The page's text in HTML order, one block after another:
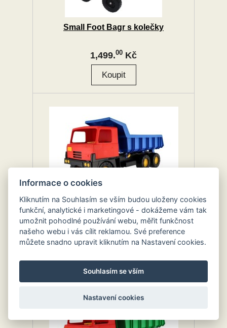
Small Foot Bagr s kolečky
1,499.00 Kč
Tatra 815 kabina červená 75cm
796.00 Kč
Informace o cookies
Kliknutím na Souhlasím se vším budou uloženy cookies
funkční, analytické i marketingové - dokážeme vám tak
umožnit pohodlné používání webu, měřit funkčnost
našeho webu i vás cílit reklamou. Své preference
můžete snadno upravit kliknutím na Nastavení cookies.
Souhlasím se vším
Nastavení cookies